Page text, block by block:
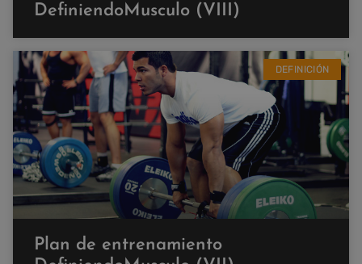
DefiniendoMusculo (VIII)
DEFINICIÓN
Plan de entrenamiento